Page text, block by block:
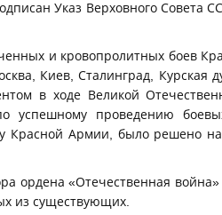
Указ Верховного Совета
и кровопролитных боев
Киев, Сталинград, Курская
в ходе Великой
по успешному проведению
Красной Армии, было решено
ордена «Отечественная
из существующих.